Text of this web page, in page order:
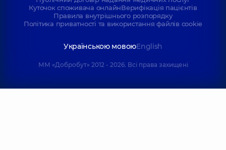
Куточок споживача онлайнВерифікація пацієнтів
Правила внутрішнього розпорядку
Політика приватності та використання файлів cookie
Українською мовоюEnglish
ММ «Добробут» 2012 - 2026. Всі права захищені